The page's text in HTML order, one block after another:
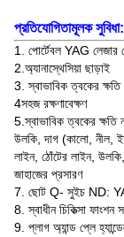
প্রতিযোগিতামূলক সুবিধা:
1. পোর্টেবল YAG লেজার
2.অ্যানাস্থেসিয়া ছাড়াই
3. স্বাভাবিক ত্বকের ক্ষতি
4সহজ রক্ষণাবেক্ষণ
5.স্বাভাবিক ত্বকের
উলকি, দাগ (কালো, নীল,
লাইন, ঠোঁটের লাইন, উলকি,
জাহাজের প্রসারণ
7. ছোট Q- সুইচ ND:
8. স্বাধীন চিকিত্সা
9. প্লাগ অ্যান্ড প্লে